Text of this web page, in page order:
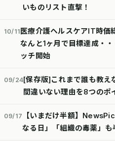
いものリスト直撃！
10/11医療介護ヘルスケアIT時価
なんと1ヶ月で目標達成・
ッチ開始
09/24[保存版]これまで誰も教え
間違いない理由を8つのポ
09/17
【いまだけ半額】
なる日」「組織の毒薬」も